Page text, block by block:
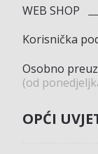
WEB SHOP
Korisnička
Osobno
(od
OPĆI